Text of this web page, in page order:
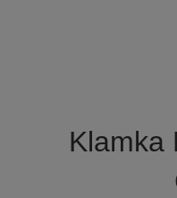
Klamka